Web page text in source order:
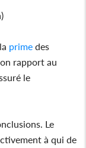
prime des
rapport au
le
Le
à qui de